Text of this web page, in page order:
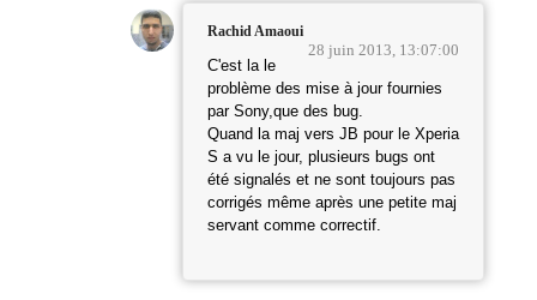
Rachid Amaoui
28 juin 2013, 13:07:00
C'est la le
problème des mise à jour fournies
par Sony,que des bug.
Quand la maj vers JB pour le Xperia
S a vu le jour, plusieurs bugs ont
été signalés et ne sont toujours pas
corrigés même après une petite maj
servant comme correctif.